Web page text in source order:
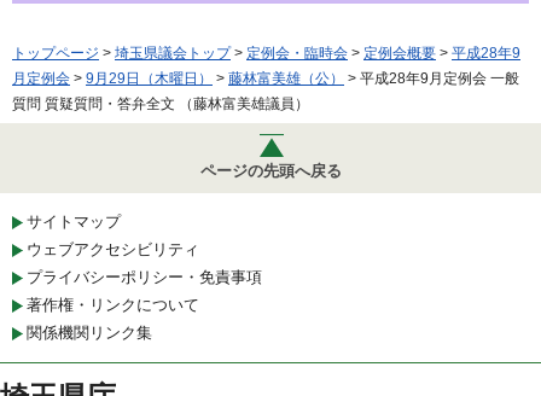
トップページ > 埼玉県議会トップ> 定例会・臨時会 > 定例会概要 > 平成28年9
月定例会 > 9月29日（木曜日） > 藤林富美雄（公）
> 平成28年9月定例会 一般
質問 質疑質問・答弁全文 （藤林富美雄議員）
ページの先頭へ戻る
サイトマップ
ウェブアクセシビリティ
プライバシーポリシー・免責事項
著作権・リンクについて
関係機関リンク集